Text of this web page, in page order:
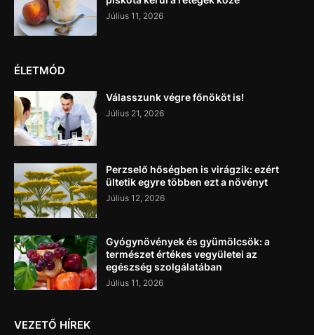
Július 11, 2026
ÉLETMÓD
Válasszunk végre főnököt is!
Július 21, 2026
Perzselő hőségben is virágzik: ezért
ültetik egyre többen ezt a növényt
Július 12, 2026
Gyógynövények és gyümölcsök: a
természet értékes vegyületei az
egészség szolgálatában
Július 11, 2026
VEZETŐ HÍREK